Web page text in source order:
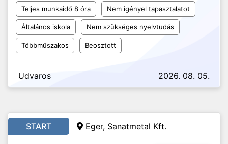
Teljes munkaidő 8 óra Nem igényel tapasztalatot
Általános iskola Nem szükséges nyelvtudás
Többműszakos Beosztott
Udvaros 2026. 08. 05.
START Eger, Sanatmetal Kft.